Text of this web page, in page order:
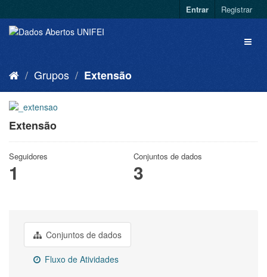
Entrar Registrar
Grupos Extensão
Extensão
Seguidores
1
Conjuntos de dados
3
Conjuntos de dados
Fluxo de Atividades